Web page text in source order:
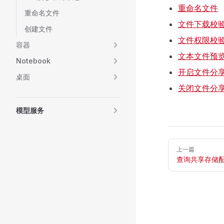
重命名文件
创建文件
容器
Notebook
桌面
模型服务
重命名文件
文件下载校
文件权限校
文本文件预
开启文件分
关闭文件分
Pager
上一篇
查询共享存储